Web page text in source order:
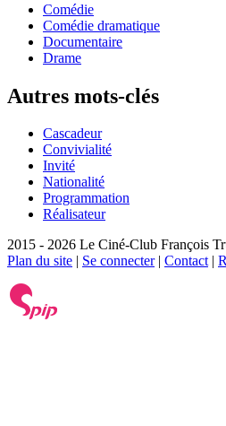
Comédie
Comédie dramatique
Documentaire
Drame
Autres mots-clés
Cascadeur
Convivialité
Invité
Nationalité
Programmation
Réalisateur
2015 - 2026 Le Ciné-Club François
Plan du site | Se connecter| Contact|